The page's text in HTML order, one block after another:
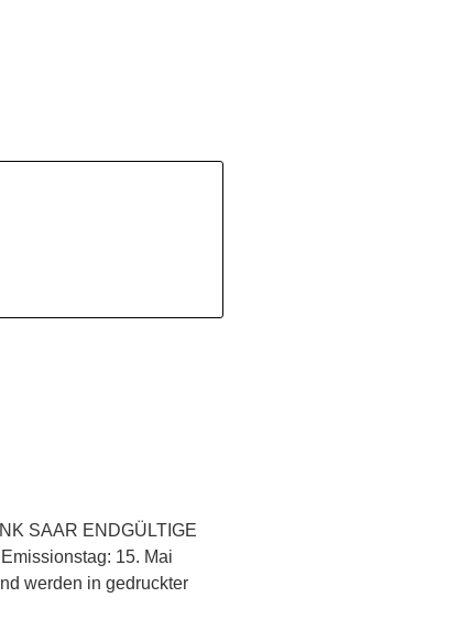
SAAR ENDGÜLTIGE
15. Mai
werden in gedruckter